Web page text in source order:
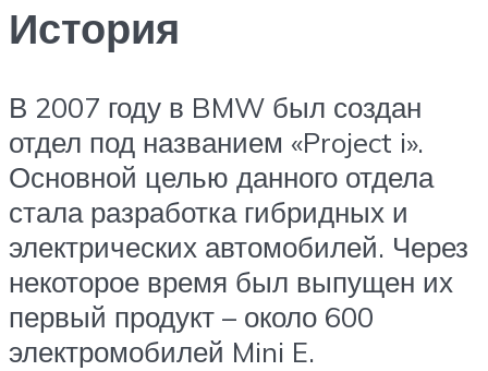
История
В 2007 году в BMW был создан
отдел под названием «Project i».
Основной целью данного отдела
стала разработка гибридных и
электрических автомобилей. Через
некоторое время был выпущен их
первый продукт – около 600
электромобилей Mini E.